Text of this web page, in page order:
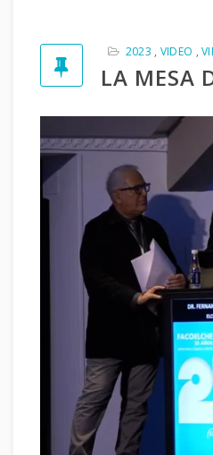
2023 , VIDEO ,
LA MESA